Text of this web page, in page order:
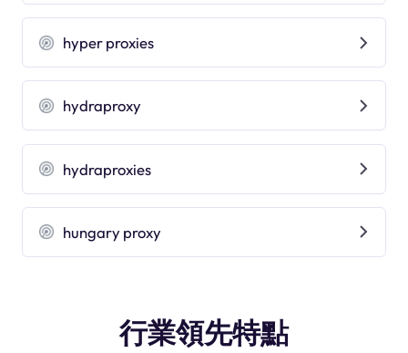
hyper proxies
hydraproxy
hydraproxies
hungary proxy
行業領先特點